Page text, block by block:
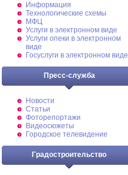
Информация
Технологические схемы
МФЦ
Услуги в электронном виде
Услуги опеки в электронном
виде
Госуслуги в электронном виде
Пресс-служба
Новости
Статьи
Фоторепортажи
Видеосюжеты
Городское телевидение
Градостроительство